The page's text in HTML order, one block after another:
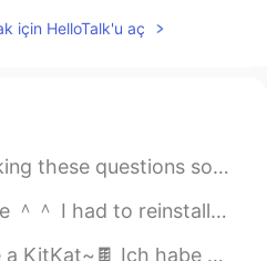
için HelloTalk'u aç
to answer them again and pin it to my profile ...
Unfortunately the messages are gone. . If y...
V__V Jemand bohrt hier im Haus~Es ist so laa...